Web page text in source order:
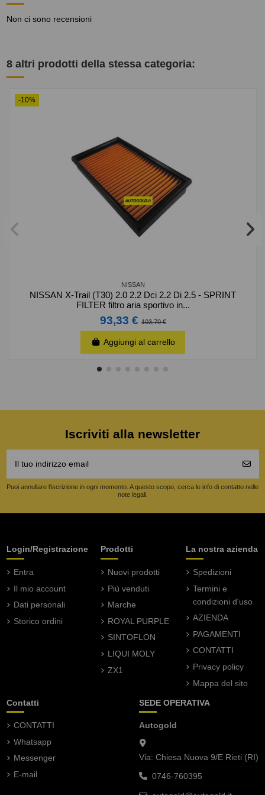
Non ci sono recensioni
8 altri prodotti della stessa categoria:
-10%
NISSAN
NISSAN X-Trail (T30) 2.0 2.2 Dci 2.2 Di 2.5 - SPRINT
FILTER filtro aria sportivo in...
93,33 € 103,70 €
Aggiungi al carrello
Iscriviti alla newsletter
Puoi annullare l'iscrizione in ogni momento. A questo scopo, cerca le info di contatto nelle
note legali.
Login/Registrazione
Entra
Il mio account
Dati personali
Storico ordini
Prodotti
Nuovi prodotti
Più venduti
Marche
ROYAL PURPLE
SINTOFLON
LIQUI MOLY
ZX1
La nostra azienda
Spedizioni
Termini e
condizioni d'uso
AZIENDA
PAGAMENTI
CONTATTI
Privacy policy
Mappa del sito
Contatti
CONTATTI
Whatsapp
Messenger
E-mail
SEDE OPERATIVA
Autogold
Via: Chiesa Nuova 9/E Rieti (RI)
0746-760395